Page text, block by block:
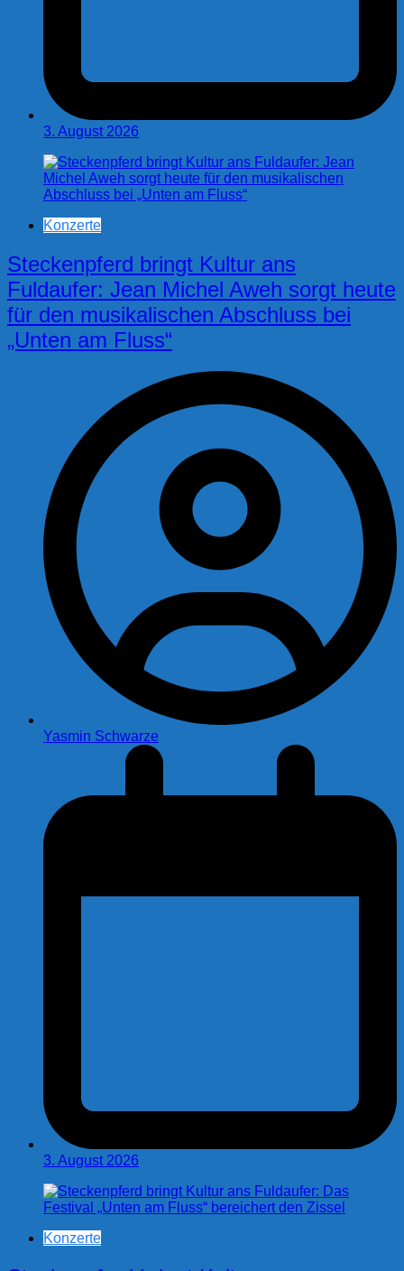
3. August 2026
Konzerte
Steckenpferd bringt Kultur ans
Fuldaufer: Jean Michel Aweh sorgt heute
für den musikalischen Abschluss bei
„Unten am Fluss“
Yasmin Schwarze
3. August 2026
Konzerte